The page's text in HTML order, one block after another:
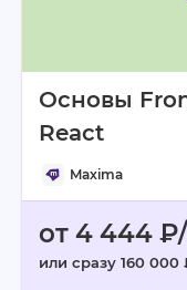
Основы
React
Maxima
от 4 444
или сразу 160 000